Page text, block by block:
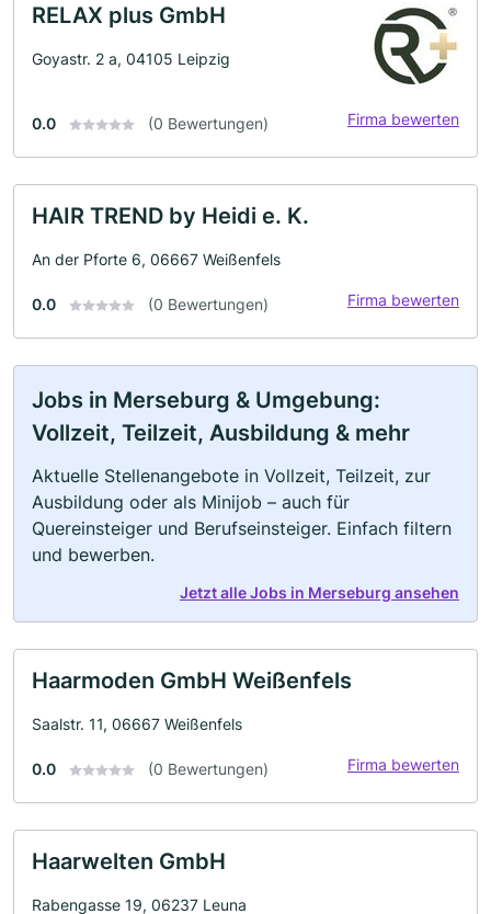
RELAX plus GmbH
Goyastr. 2 a, 04105 Leipzig
0.0 (0 Bewertungen) Firma bewerten
HAIR TREND by Heidi e. K.
An der Pforte 6, 06667 Weißenfels
0.0 (0 Bewertungen) Firma bewerten
Jobs in Merseburg & Umgebung:
Vollzeit, Teilzeit, Ausbildung & mehr
Aktuelle Stellenangebote in Vollzeit, Teilzeit, zur
Ausbildung oder als Minijob – auch für
Quereinsteiger und Berufseinsteiger. Einfach filtern
und bewerben.
Jetzt alle Jobs in Merseburg ansehen
Haarmoden GmbH Weißenfels
Saalstr. 11, 06667 Weißenfels
0.0 (0 Bewertungen) Firma bewerten
Haarwelten GmbH
Rabengasse 19, 06237 Leuna